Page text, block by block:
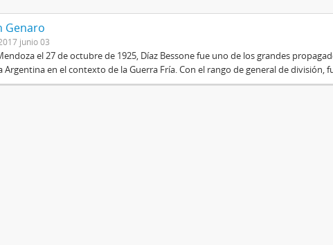
Genaro
junio 03
el 27 de octubre de 1925, Díaz Bessone fue uno de los grandes
en el contexto de la Guerra Fría. Con el rango de general de división,